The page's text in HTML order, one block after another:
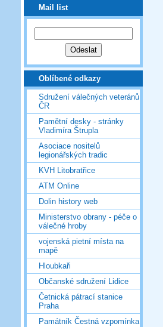
Mail list
Oblíbené odkazy
Sdružení válečných veteránů
ČR
Pamětní desky - stránky
Vladimíra Štrupla
Asociace nositelů
legionářských tradic
KVH Litobratřice
ATM Online
Dolin history web
Ministerstvo obrany - péče o
válečné hroby
vojenská pietní místa na
mapě
Hloubkaři
Občanské sdružení Lidice
Četnická pátrací stanice
Praha
Památník Čestná vzpomínka